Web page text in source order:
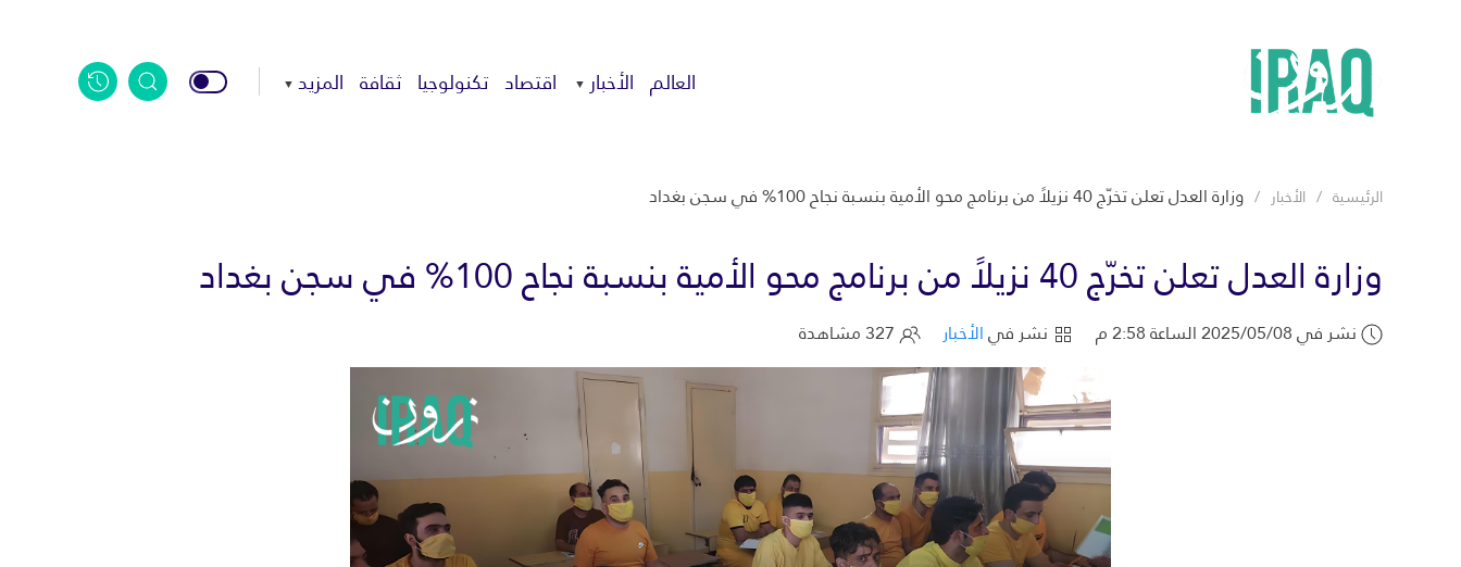
العالم الأخبار اقتصاد تكنولوجيا ثقافة المزيد
الرئيسية الأخبار وزارة العدل تعلن تخرّج 40 نزيلاً من برنامج محو الأمية بنسبة نجاح 100% في سجن بغداد
وزارة العدل تعلن تخرّج 40 نزيلاً من برنامج محو الأمية بنسبة نجاح 100% في سجن بغداد
نشر في 2025/05/08 الساعة 2:58 م نشر فيالأخبار